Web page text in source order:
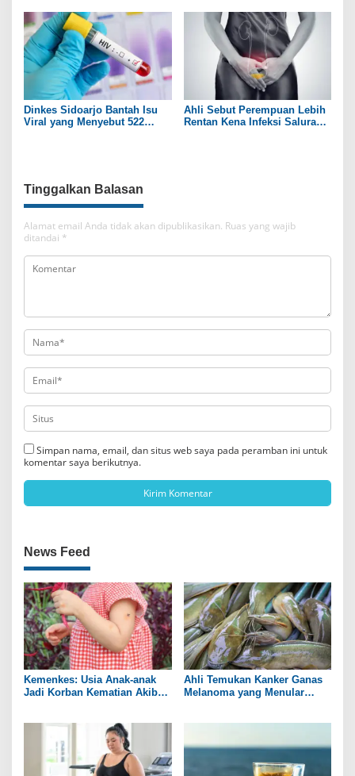
Berbahaya
Dinkes Sidoarjo Bantah Isu
Viral yang Menyebut 522
Ahli Sebut Perempuan Lebih
Rentan Kena Infeksi Saluran
Tinggalkan Balasan
Alamat email Anda tidak akan dipublikasikan. Ruas yang wajib
ditandai *
Simpan nama, email, dan situs web saya pada peramban ini untuk
komentar saya berikutnya.
News Feed
Kemenkes: Usia Anak-anak
Jadi Korban Kematian Akibat
Ahli Temukan Kanker Ganas
Melanoma yang Menular